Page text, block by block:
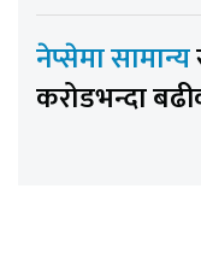
नेप्सेमा सामान्य
करोडभन्दा